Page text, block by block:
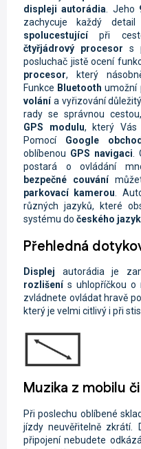
displeji autorádia . Jeho
zachycuje každý
spolucestujícípři
čtyřjádrový procesor s
posluchač jistě ocení
procesor, který
Funkce Bluetooth umožní
volánía vyřizování
rady se správnou
GPS modulu, který Vás
PomocíGoogle
oblíbenou GPS navigaci
postará o ovládání
bezpečné couvání
parkovací kamerou .
různých jazyků, které
systému do českého
Přehledná
Displej autorádia je
rozlišenís uhlopříčkou o
zvládnete ovládat hravě
který je velmi citlivý i při
Muzika z mobilu
Při poslechu oblíbené
jízdy neuvěřitelně zkrátí.
připojení nebudete